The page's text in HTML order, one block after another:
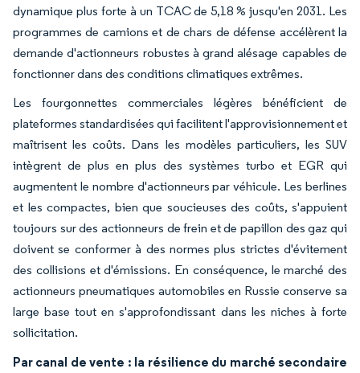
dynamique plus forte à un TCAC de 5,18 % jusqu'en 2031. Les
programmes de camions et de chars de défense accélèrent la
demande d'actionneurs robustes à grand alésage capables de
fonctionner dans des conditions climatiques extrêmes.
Les fourgonnettes commerciales légères bénéficient de
plateformes standardisées qui facilitent l'approvisionnement et
maîtrisent les coûts. Dans les modèles particuliers, les SUV
intègrent de plus en plus des systèmes turbo et EGR qui
augmentent le nombre d'actionneurs par véhicule. Les berlines
et les compactes, bien que soucieuses des coûts, s'appuient
toujours sur des actionneurs de frein et de papillon des gaz qui
doivent se conformer à des normes plus strictes d'évitement
des collisions et d'émissions. En conséquence, le marché des
actionneurs pneumatiques automobiles en Russie conserve sa
large base tout en s'approfondissant dans les niches à forte
sollicitation.
Par canal de vente : la résilience du marché secondaire